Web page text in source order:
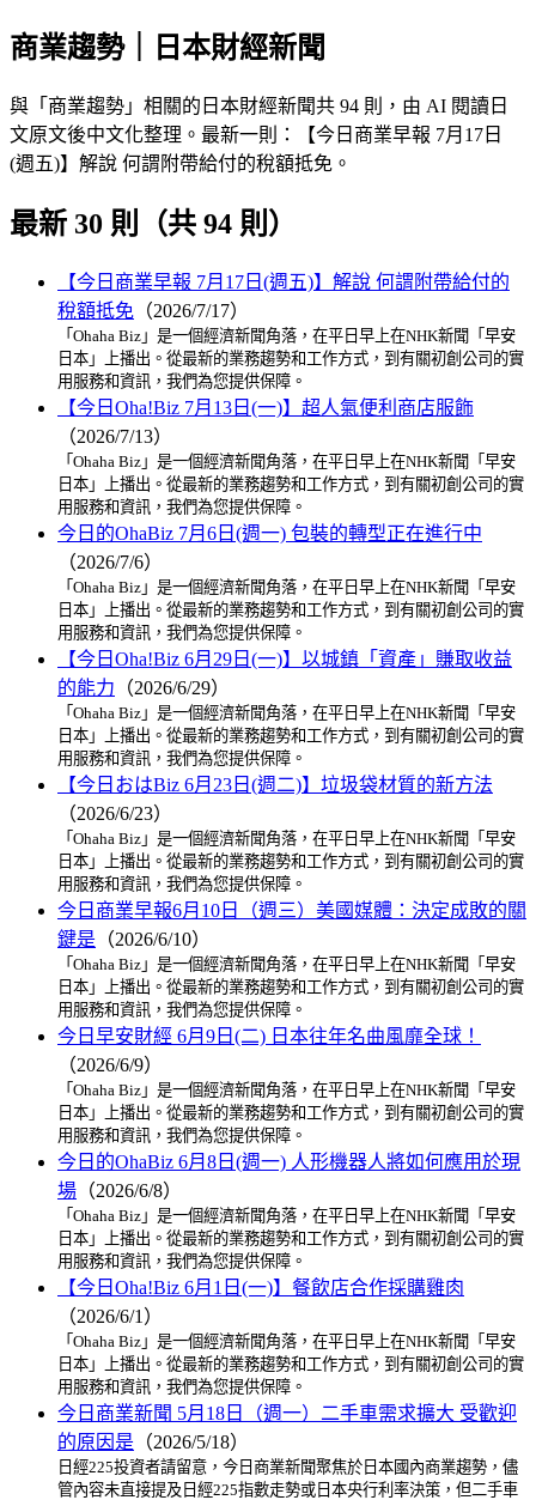
商業趨勢｜日本財經新聞
與「商業趨勢」相關的日本財經新聞共 94 則，由 AI 閱讀日
文原文後中文化整理。最新一則：【今日商業早報 7月17日
(週五)】解說 何謂附帶給付的稅額抵免。
最新 30 則（共 94 則）
【今日商業早報 7月17日(週五)】解說 何謂附帶給付的
稅額抵免 （2026/7/17）
「Ohaha Biz」是一個經濟新聞角落，在平日早上在NHK新聞「早安
日本」上播出。從最新的業務趨勢和工作方式，到有關初創公司的實
用服務和資訊，我們為您提供保障。
【今日Oha!Biz 7月13日(一)】超人氣便利商店服飾
（2026/7/13）
「Ohaha Biz」是一個經濟新聞角落，在平日早上在NHK新聞「早安
日本」上播出。從最新的業務趨勢和工作方式，到有關初創公司的實
用服務和資訊，我們為您提供保障。
今日的OhaBiz 7月6日(週一) 包裝的轉型正在進行中
（2026/7/6）
「Ohaha Biz」是一個經濟新聞角落，在平日早上在NHK新聞「早安
日本」上播出。從最新的業務趨勢和工作方式，到有關初創公司的實
用服務和資訊，我們為您提供保障。
【今日Oha!Biz 6月29日(一)】以城鎮「資產」賺取收益
的能力 （2026/6/29）
「Ohaha Biz」是一個經濟新聞角落，在平日早上在NHK新聞「早安
日本」上播出。從最新的業務趨勢和工作方式，到有關初創公司的實
用服務和資訊，我們為您提供保障。
【今日おはBiz 6月23日(週二)】垃圾袋材質的新方法
（2026/6/23）
「Ohaha Biz」是一個經濟新聞角落，在平日早上在NHK新聞「早安
日本」上播出。從最新的業務趨勢和工作方式，到有關初創公司的實
用服務和資訊，我們為您提供保障。
今日商業早報6月10日（週三）美國媒體：決定成敗的關
鍵是 （2026/6/10）
「Ohaha Biz」是一個經濟新聞角落，在平日早上在NHK新聞「早安
日本」上播出。從最新的業務趨勢和工作方式，到有關初創公司的實
用服務和資訊，我們為您提供保障。
今日早安財經 6月9日(二) 日本往年名曲風靡全球！
（2026/6/9）
「Ohaha Biz」是一個經濟新聞角落，在平日早上在NHK新聞「早安
日本」上播出。從最新的業務趨勢和工作方式，到有關初創公司的實
用服務和資訊，我們為您提供保障。
今日的OhaBiz 6月8日(週一) 人形機器人將如何應用於現
場 （2026/6/8）
「Ohaha Biz」是一個經濟新聞角落，在平日早上在NHK新聞「早安
日本」上播出。從最新的業務趨勢和工作方式，到有關初創公司的實
用服務和資訊，我們為您提供保障。
【今日Oha!Biz 6月1日(一)】餐飲店合作採購雞肉
（2026/6/1）
「Ohaha Biz」是一個經濟新聞角落，在平日早上在NHK新聞「早安
日本」上播出。從最新的業務趨勢和工作方式，到有關初創公司的實
用服務和資訊，我們為您提供保障。
今日商業新聞 5月18日（週一）二手車需求擴大 受歡迎
的原因是 （2026/5/18）
日經225投資者請留意，今日商業新聞聚焦於日本國內商業趨勢，儘
管內容未直接提及日經225指數走勢或日本央行利率決策，但二手車